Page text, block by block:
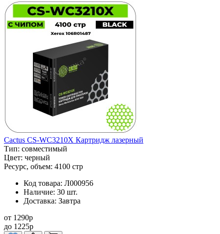
Cactus CS-WC3210X Картридж лазерный
Тип: совместимый
Цвет: черный
Ресурс, объем: 4100 стр
Код товара: Л000956
Наличие: 30 шт.
Доставка: Завтра
от 1290p
до 1225p